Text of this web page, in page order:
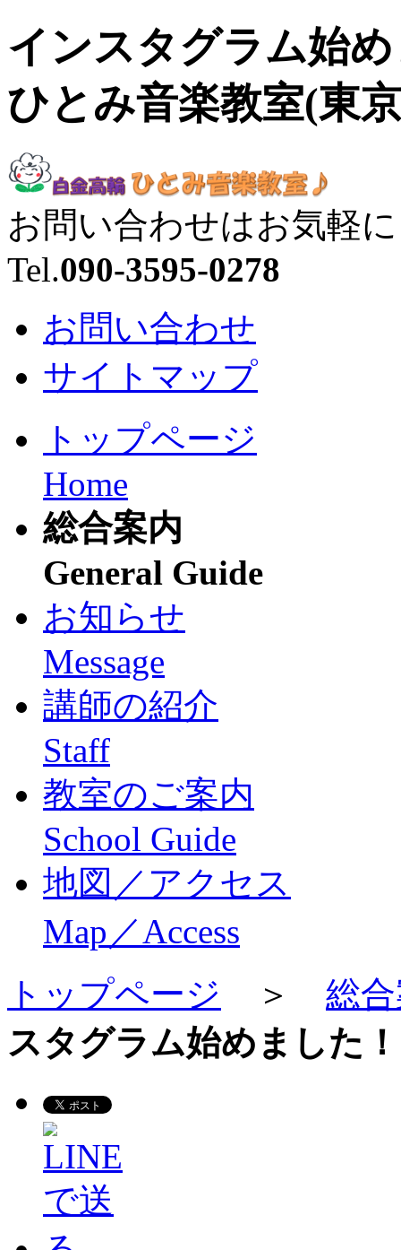
インスタグラム始
ひとみ音楽教室(東
お問い合わせはお気軽
Tel.090-3595-0278
お問い合わせ
サイトマップ
トップページ
Home
総合案内
General Guide
お知らせ
Message
講師の紹介
Staff
教室のご案内
School Guide
地図／アクセス
Map／Access
トップページ ＞ 総
スタグラム始めました！